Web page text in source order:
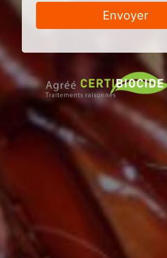
Envoyer